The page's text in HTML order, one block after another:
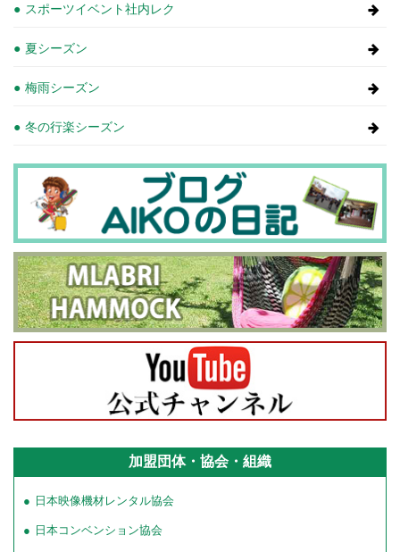
スポーツイベント社内レク
夏シーズン
梅雨シーズン
冬の行楽シーズン
加盟団体・協会・組織
日本映像機材レンタル協会
日本コンベンション協会